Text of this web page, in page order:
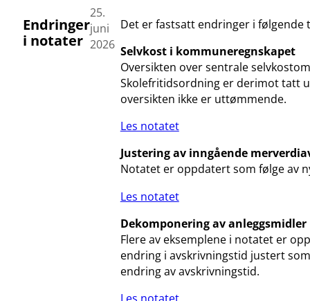
Endringer
i notater
25.
juni
2026
Det er fastsatt endringer i følgende
Selvkost i kommuneregnskapet
Oversikten over sentrale
Skolefritidsordning er derimot tatt
oversikten ikke er uttømmende.
Les notatet
Justering av inngående
Notatet er oppdatert som følge av
Les notatet
Dekomponering av anleggsmidler
Flere av eksemplene i notatet er
endring i avskrivningstid justert
endring av avskrivningstid.